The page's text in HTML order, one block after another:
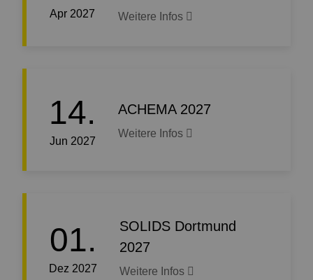
Apr 2027 Weitere Infos
14.
Jun 2027
ACHEMA 2027
Weitere Infos
01.
Dez 2027
SOLIDS Dortmund
2027
Weitere Infos